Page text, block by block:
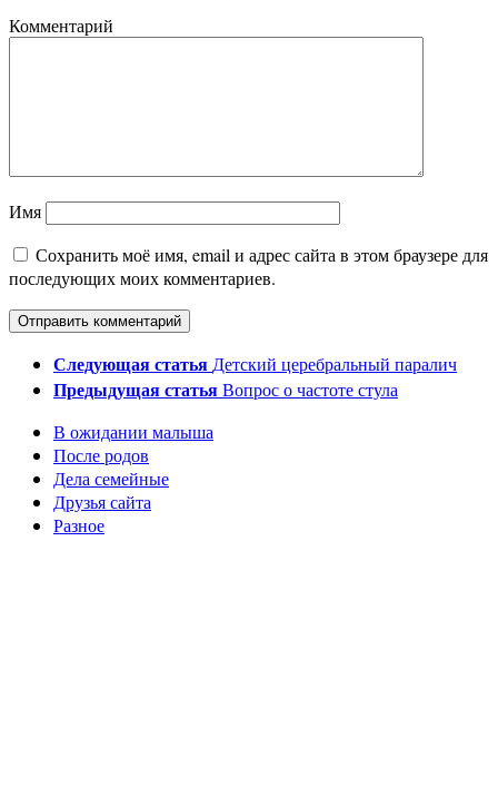
Комментарий
Имя
Сохранить моё имя, email и адрес сайта в этом браузере для
последующих моих комментариев.
Следующая статьяДетский церебральный паралич
Предыдущая статьяВопрос о частоте стула
В ожидании малыша
После родов
Дела семейные
Друзья сайта
Разное